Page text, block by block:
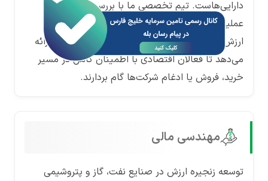
دارایی‌هاست. تیم تخصصی ما با بررسی همه‌جانبه
عملیات مالی و پتانسیل‌های سودآوری، خدمات
ارزش‌گذاری و مشاوره مالی را در حوزه‌های مختلف ارائه
می‌دهد تا فعالان اقتصادی با اطمینان کامل در مسیر
خرید، فروش یا ادغام شرکت‌ها گام بردارند.
مهندسی مالی
توسعه زنجیره ارزش در صنایع نفت، گاز و پتروشیمی